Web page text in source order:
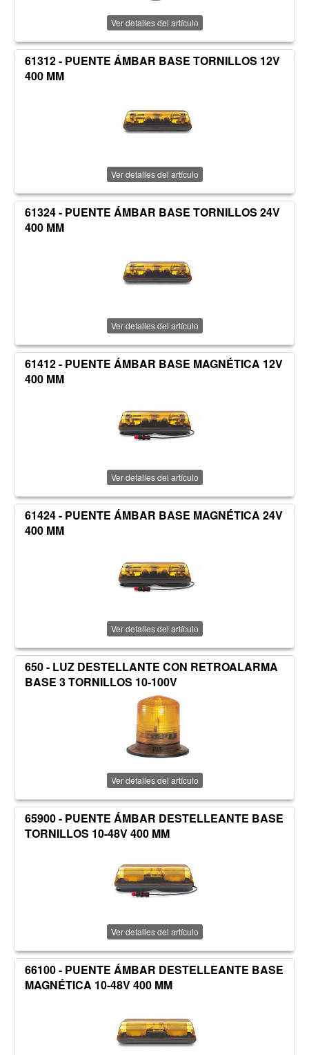
Ver detalles del artículo
61312 - PUENTE ÁMBAR BASE TORNILLOS 12V
400 MM
Ver detalles del artículo
61324 - PUENTE ÁMBAR BASE TORNILLOS 24V
400 MM
Ver detalles del artículo
61412 - PUENTE ÁMBAR BASE MAGNÉTICA 12V
400 MM
Ver detalles del artículo
61424 - PUENTE ÁMBAR BASE MAGNÉTICA 24V
400 MM
Ver detalles del artículo
650 - LUZ DESTELLANTE CON RETROALARMA
BASE 3 TORNILLOS 10-100V
Ver detalles del artículo
65900 - PUENTE ÁMBAR DESTELLEANTE BASE
TORNILLOS 10-48V 400 MM
Ver detalles del artículo
66100 - PUENTE ÁMBAR DESTELLEANTE BASE
MAGNÉTICA 10-48V 400 MM